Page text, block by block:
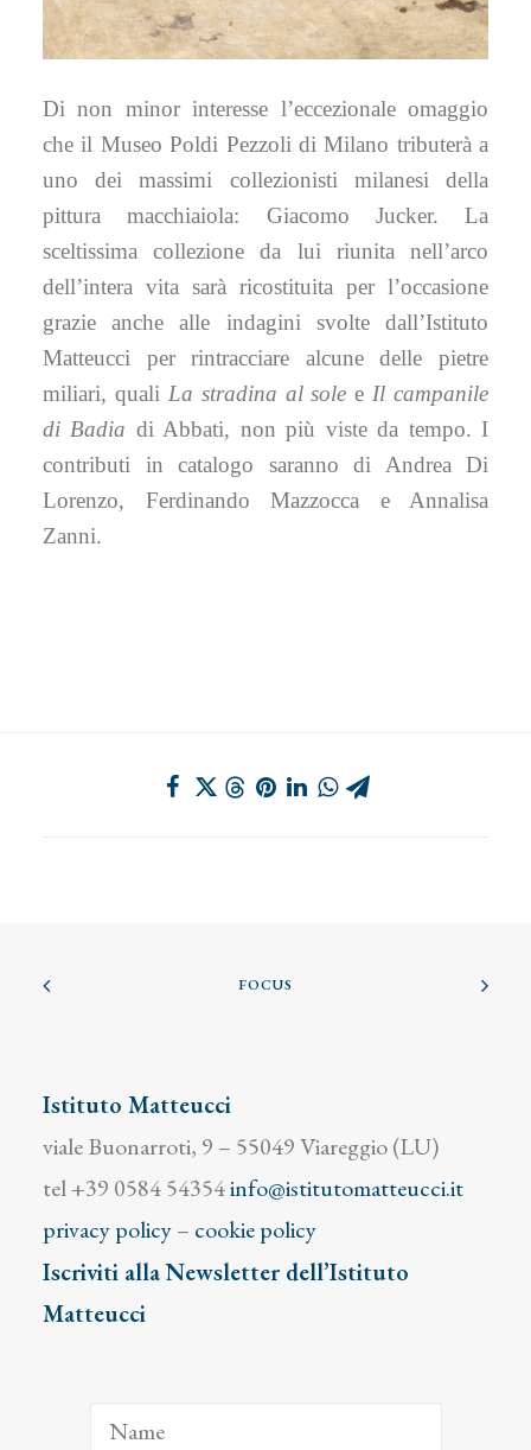
Di non minor interesse l’eccezionale omaggio
che il Museo Poldi Pezzoli di Milano tributerà a
uno dei massimi collezionisti milanesi della
pittura macchiaiola: Giacomo Jucker. La
sceltissima collezione da lui riunita nell’arco
dell’intera vita sarà ricostituita per l’occasione
grazie anche alle indagini svolte dall’Istituto
Matteucci per rintracciare alcune delle pietre
miliari, quali La stradina al sole e Il campanile
di Badia di Abbati, non più viste da tempo. I
contributi in catalogo saranno di Andrea Di
Lorenzo, Ferdinando Mazzocca e Annalisa
Zanni.
FOCUS
Istituto Matteucci
viale Buonarroti, 9 – 55049 Viareggio (LU)
tel +39 0584 54354info@istitutomatteucci.it
privacy policy– cookie policy
Iscriviti alla Newsletter dell’Istituto
Matteucci